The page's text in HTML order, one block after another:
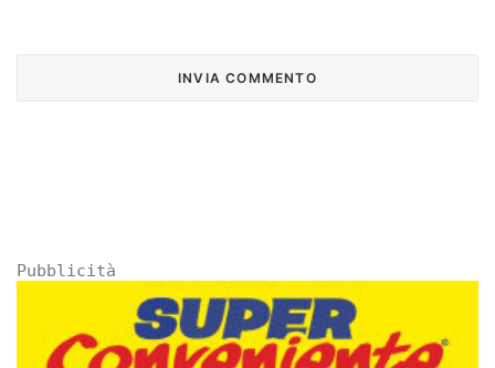
Pubblicità